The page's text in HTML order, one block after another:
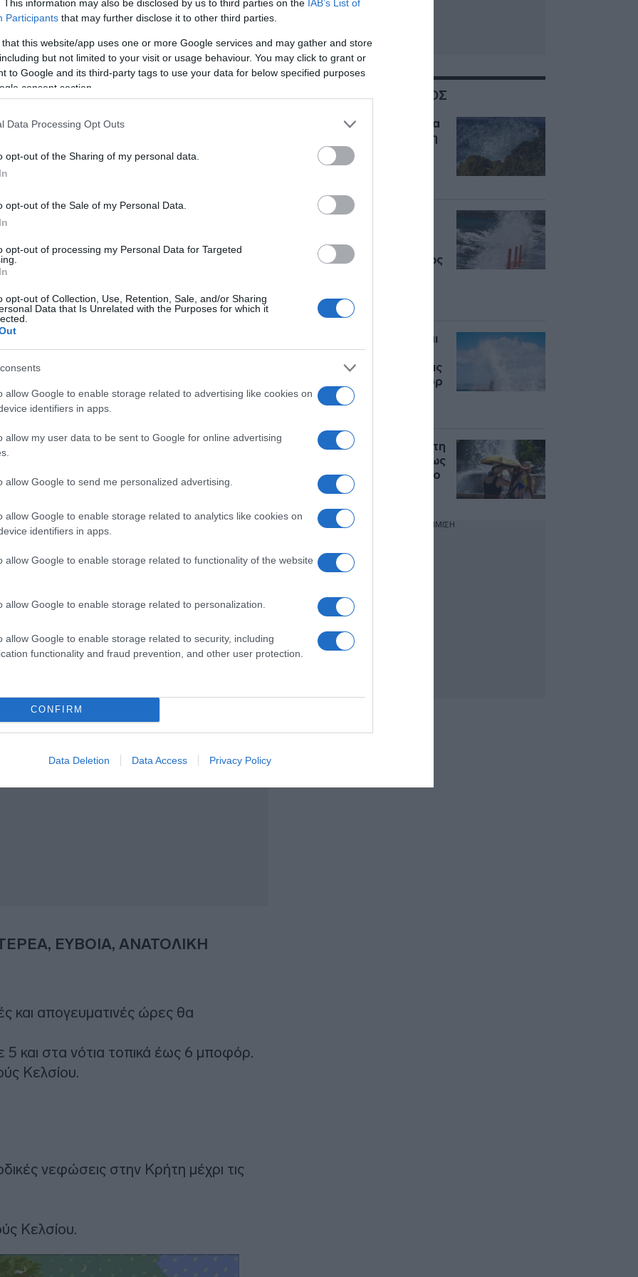
This information may also be disclosed by us to third parties on the IAB’s List of
Participants that may further disclose it to other third parties.
that this website/app uses one or more Google services and may gather and store
but not limited to your visit or usage behaviour. You may click to grant or
to Google and its third-party tags to use your data for below specified purposes
consent section.
Data Processing Opt Outs
opt-out of the Sharing of my personal data.
opt-out of the Sale of my Personal Data.
opt-out of processing my Personal Data for Targeted
opt-out of Collection, Use, Retention, Sale, and/or Sharing
Data that Is Unrelated with the Purposes for which it
allow Google to enable storage related to advertising like cookies on
identifiers in apps.
allow my user data to be sent to Google for online advertising
allow Google to send me personalized advertising.
allow Google to enable storage related to analytics like cookies on
identifiers in apps.
allow Google to enable storage related to functionality of the website
allow Google to enable storage related to personalization.
allow Google to enable storage related to security, including
functionality and fraud prevention, and other user protection.
CONFIRM
Data Deletion Data Access Privacy Policy
μεταβολή.
και απογευματινές ώρες θα
θα σημειωθούν τοπικές βροχές και
και της Θράκης
πρόσκαιρα το απόγευμα νότιοι με
Στη δυτική Μακεδονία 3 με
ΣΤΕΡΕΑ, ΔΥΤΙΚΗ
αυξημένες μέχρι τις απογευματινές
σημειωθούν τοπικές βροχές.
θα είναι κατά τόπους
Στα νότια, δυτικοί βορειοδυτικοί 4
έως 16 βαθμούς Κελσίου. Στο
χαμηλότερη.
ΕΥΒΟΙΑ, ΑΝΑΤΟΛΙΚΗ
και απογευματινές ώρες θα
5 και στα νότια τοπικά έως 6 μποφόρ.
Κελσίου.
νεφώσεις στην Κρήτη μέχρι τις
Κελσίου.
ΣΧΕΤΙΚΑ ΜΕ:ΚΑΙΡΟΣ
Καιρός: Επιμένουν τα
μελτέμια, ανεβαίνει η
θερμοκρασία –
Αυξημένος ο
Καιρός σήμερα:
θερμοκρασίες και
ισχυροί βοριάδες έως
πυρκαγιές
Καιρός: Συνεχίζονται
και τις επόμενες
ημέρες οι θυελλώδεις
άνεμοι έως 8 μποφόρ
– Μικρή πτώση της
Καιρός σήμερα: Ζέστη
και ισχυροί άνεμοι έως
8 μποφόρ στο Αιγαίο
ΔΙΑΦΗΜΙΣΗ